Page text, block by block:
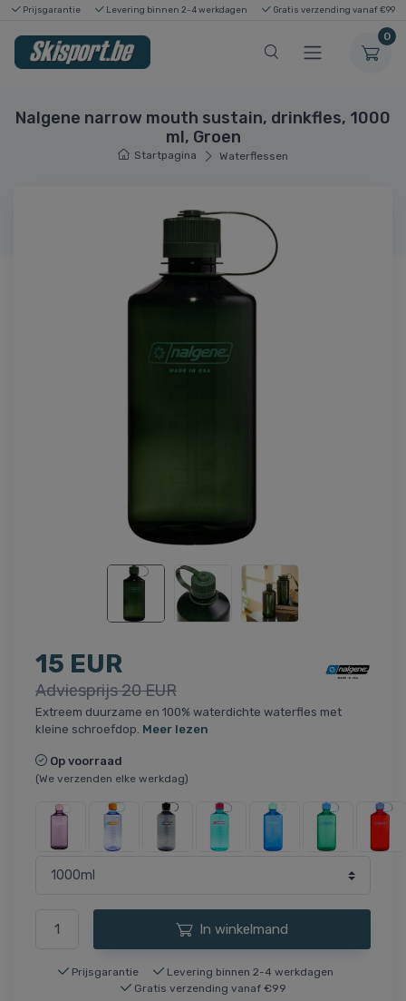
Prijsgarantie Levering binnen 2-4 werkdagen Gratis verzending vanaf €99
0
Nalgene narrow mouth sustain, drinkfles, 1000
ml, Groen
Startpagina Waterflessen
15 EUR
Adviesprijs 20 EUR
Extreem duurzame en 100% waterdichte waterfles met
kleine schroefdop. Meer lezen
Op voorraad
(We verzenden elke werkdag)
In winkelmand
Prijsgarantie
Levering binnen 2-4 werkdagen
Gratis verzending vanaf €99